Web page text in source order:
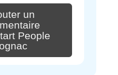
un
People